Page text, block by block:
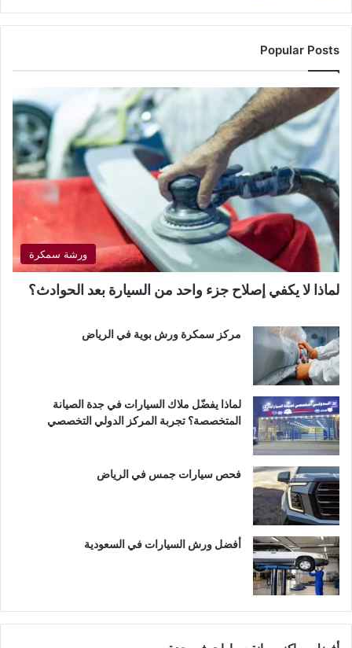
Popular Posts
ورشة سمكرة
لماذا لا يكفي إصلاح جزء واحد من السيارة بعد الحوادث؟
مركز سمكرة ورش بوية في الرياض
لماذا يفضّل ملاك السيارات في جدة الصيانة
المتخصصة؟ تجربة المركز الدولي التخصصي
فحص سيارات جمس في الرياض
أفضل ورش السيارات في السعودية